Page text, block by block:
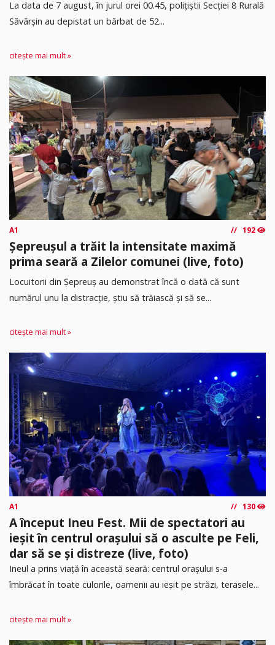
​La data de 7 august, în jurul orei 00.45, polițiștii Secției 8 Rurală
Săvârșin au depistat un bărbat de 52...
citește mai mult »
A1 192
Șepreușul a trăit la intensitate maximă
prima seară a Zilelor comunei (live, foto)
Locuitorii din Șepreuș au demonstrat încă o dată că sunt
numărul unu la distracție, știu să trăiască și să se...
citește mai mult »
A1 130
A început Ineu Fest. Mii de spectatori au
ieșit în centrul orașului să o asculte pe Feli,
dar să se și distreze (live, foto)
Ineul a prins viață în această seară: centrul orașului s-a
îmbrăcat în toate culorile, oamenii au ieșit pe străzi, terasele...
citește mai mult »